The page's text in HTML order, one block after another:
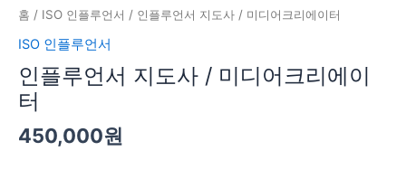
홈 / ISO 인플루언서 / 인플루언서 지도사 / 미디어크리에이터
ISO 인플루언서
인플루언서 지도사 / 미디어크리에이
터
450,000원
량